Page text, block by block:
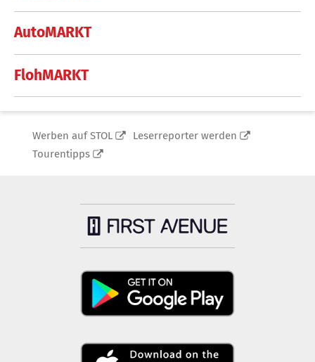
AutoMARKT
FlohMARKT
Werben auf STOL
Leserreporter werden
Tourentipps